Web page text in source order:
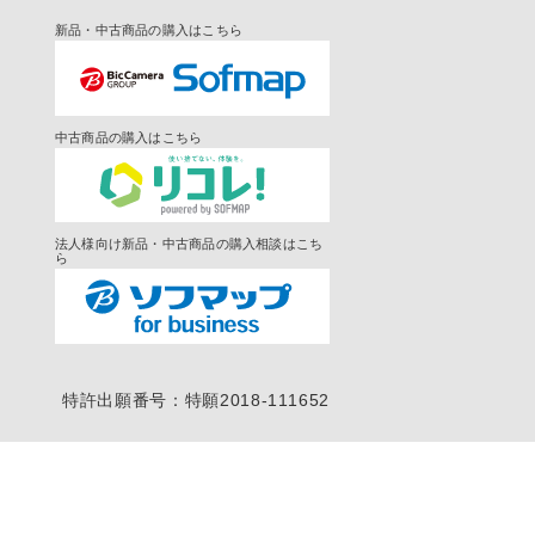
新品・中古商品の購入はこちら
中古商品の購入はこちら
法人様向け新品・中古商品の購入相談はこち
ら
特許出願番号：特願2018-111652